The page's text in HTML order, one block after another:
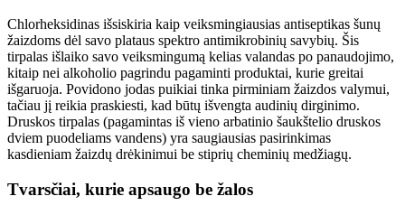
Chlorheksidinas išsiskiria kaip veiksmingiausias antiseptikas šunų
žaizdoms dėl savo plataus spektro antimikrobinių savybių. Šis
tirpalas išlaiko savo veiksmingumą kelias valandas po panaudojimo,
kitaip nei alkoholio pagrindu pagaminti produktai, kurie greitai
išgaruoja. Povidono jodas puikiai tinka pirminiam žaizdos valymui,
tačiau jį reikia praskiesti, kad būtų išvengta audinių dirginimo.
Druskos tirpalas (pagamintas iš vieno arbatinio šaukštelio druskos
dviem puodeliams vandens) yra saugiausias pasirinkimas
kasdieniam žaizdų drėkinimui be stiprių cheminių medžiagų.
Tvarsčiai, kurie apsaugo be žalos